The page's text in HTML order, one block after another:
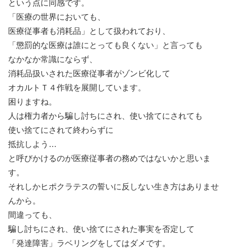
という点に同感です。
「医療の世界においても、
医療従事者も消耗品」として扱われており、
「懲罰的な医療は誰にとっても良くない」と言っても
なかなか常識にならず、
消耗品扱いされた医療従事者がゾンビ化して
オカルトＴ４作戦を展開しています。
困りますね。
人は権力者から騙し討ちにされ、使い捨てにされても
使い捨てにされて終わらずに
抵抗しよう…
と呼びかけるのが医療従事者の務めではないかと思いま
す。
それしかヒポクラテスの誓いに反しない生き方はありませ
んから。
間違っても、
騙し討ちにされ、使い捨てにされた事実を否定して
「発達障害」ラベリングをしてはダメです。